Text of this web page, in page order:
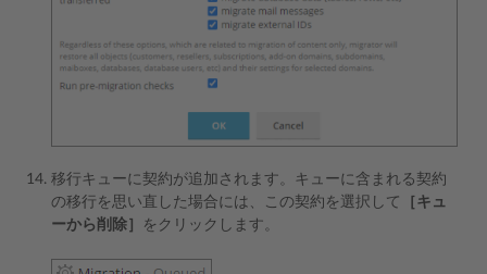
移行キューに契約が追加されます。キューに含まれる契約
の移行を思い直した場合には、この契約を選択して
［キュ
ーから削除］
をクリックします。